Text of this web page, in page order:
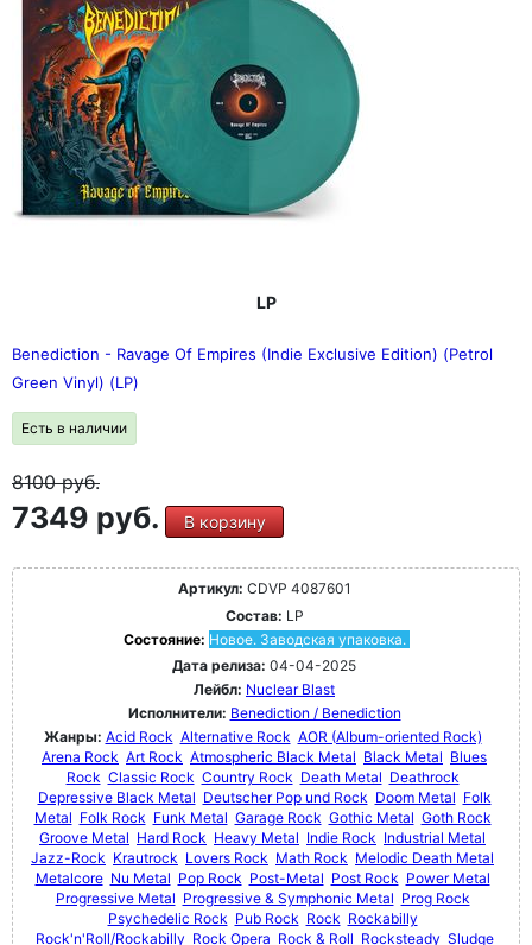
LP
Benediction - Ravage Of Empires (Indie Exclusive Edition) (Petrol
Green Vinyl) (LP)
Есть в наличии
8100руб.
7349 руб. В корзину
Артикул: CDVP 4087601
Состав: LP
Состояние: Новое. Заводская упаковка.
Дата релиза: 04-04-2025
Лейбл: Nuclear Blast
Исполнители: Benediction / Benediction
Жанры: Acid Rock Alternative Rock AOR (Album-oriented Rock)
Arena Rock Art Rock Atmospheric Black Metal Black Metal Blues
Rock Classic Rock Country Rock Death Metal Deathrock
Depressive Black Metal Deutscher Pop und Rock Doom Metal Folk
Metal Folk Rock Funk Metal Garage Rock Gothic Metal Goth Rock
Groove Metal Hard Rock Heavy Metal Indie Rock Industrial Metal
Jazz-Rock Krautrock Lovers Rock Math Rock Melodic Death Metal
Metalcore Nu Metal Pop Rock Post-Metal Post Rock Power Metal
Progressive Metal Progressive & Symphonic Metal Prog Rock
Psychedelic Rock Pub Rock Rock Rockabilly
Rock'n'Roll/Rockabilly Rock Opera Rock & Roll Rocksteady Sludge